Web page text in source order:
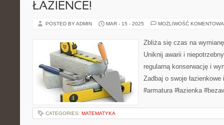
ŁAZIENCE!
POSTED BY ADMIN MAR - 15 - 2025 MOŻLIWOŚĆ
Zbliża się czas na
Uniknij awarii i
regularną konserwację i
Zadbaj o swoje
#armatura #łazienka
CATEGORIES: MATEMATYKA